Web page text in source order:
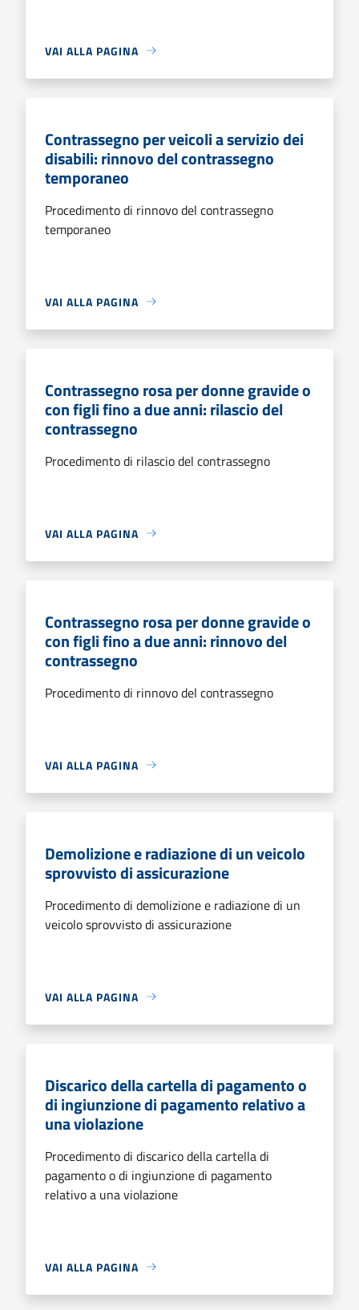
VAI ALLA PAGINA
Contrassegno per veicoli a servizio dei
disabili: rinnovo del contrassegno
temporaneo
Procedimento di rinnovo del contrassegno
temporaneo
VAI ALLA PAGINA
Contrassegno rosa per donne gravide o
con figli fino a due anni: rilascio del
contrassegno
Procedimento di rilascio del contrassegno
VAI ALLA PAGINA
Contrassegno rosa per donne gravide o
con figli fino a due anni: rinnovo del
contrassegno
Procedimento di rinnovo del contrassegno
VAI ALLA PAGINA
Demolizione e radiazione di un veicolo
sprovvisto di assicurazione
Procedimento di demolizione e radiazione di un
veicolo sprovvisto di assicurazione
VAI ALLA PAGINA
Discarico della cartella di pagamento o
di ingiunzione di pagamento relativo a
una violazione
Procedimento di discarico della cartella di
pagamento o di ingiunzione di pagamento
relativo a una violazione
VAI ALLA PAGINA